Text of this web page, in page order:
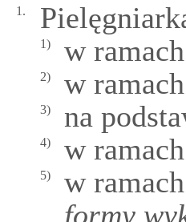
1.
1) w
2) w
3) na
4) w
5)
w
formy